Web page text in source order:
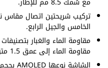
تركيب شريحتين اتصال مقاس
الخامس والجيل الرابع.
مقاومة الماء إلى عمق 1.5 متر.